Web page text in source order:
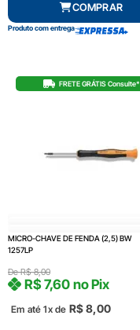
COMPRAR
Produto com entrega
FRETE GRÁTIS Consulte*
MICRO-CHAVE DE FENDA (2,5) BW
1257LP
DeR$8,00
Em até 1x de R$8,00
R$7,60 no Pix